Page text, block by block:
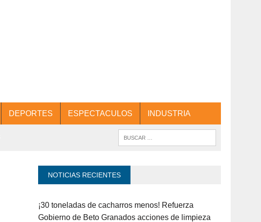
DEPORTES ESPECTACULOS INDUSTRIA
NOTICIAS RECIENTES
¡30 toneladas de cacharros menos! Refuerza
Gobierno de Beto Granados acciones de limpieza